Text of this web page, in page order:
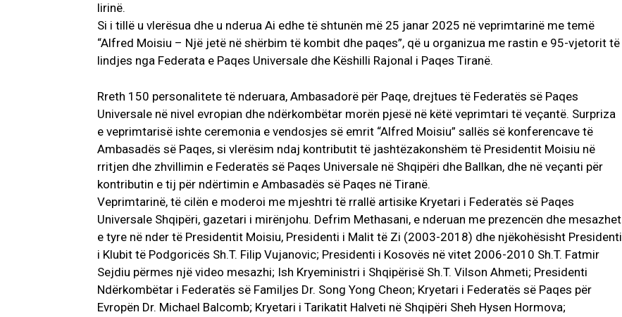
lirinë.
Si i tillë u vlerësua dhe u nderua Ai edhe të shtunën më 25 janar 2025 në veprimtarinë me temë
“Alfred Moisiu – Një jetë në shërbim të kombit dhe paqes”, që u organizua me rastin e 95-vjetorit të
lindjes nga Federata e Paqes Universale dhe Këshilli Rajonal i Paqes Tiranë.
Rreth 150 personalitete të nderuara, Ambasadorë për Paqe, drejtues të Federatës së Paqes
Universale në nivel evropian dhe ndërkombëtar morën pjesë në këtë veprimtari të veçantë. Surpriza
e veprimtarisë ishte ceremonia e vendosjes së emrit “Alfred Moisiu” sallës së konferencave të
Ambasadës së Paqes, si vlerësim ndaj kontributit të jashtëzakonshëm të Presidentit Moisiu në
rritjen dhe zhvillimin e Federatës së Paqes Universale në Shqipëri dhe Ballkan, dhe në veçanti për
kontributin e tij për ndërtimin e Ambasadës së Paqes në Tiranë.
Veprimtarinë, të cilën e moderoi me mjeshtri të rrallë artisike Kryetari i Federatës së Paqes
Universale Shqipëri, gazetari i mirënjohu. Defrim Methasani, e nderuan me prezencën dhe mesazhet
e tyre në nder të Presidentit Moisiu, Presidenti i Malit të Zi (2003-2018) dhe njëkohësisht Presidenti
i Klubit të Podgoricës Sh.T. Filip Vujanovic; Presidenti i Kosovës në vitet 2006-2010 Sh.T. Fatmir
Sejdiu përmes një video mesazhi; Ish Kryeministri i Shqipërisë Sh.T. Vilson Ahmeti; Presidenti
Ndërkombëtar i Federatës së Familjes Dr. Song Yong Cheon; Kryetari i Federatës së Paqes për
Evropën Dr. Michael Balcomb; Kryetari i Tarikatit Halveti në Shqipëri Sheh Hysen Hormova;